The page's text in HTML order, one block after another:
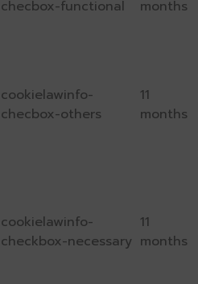
checbox-functional
months
cookielawinfo-
checbox-others
11
months
cookielawinfo-
checkbox-necessary
11
months